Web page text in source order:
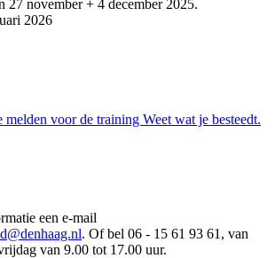
27 november + 4 december 2025.
2026
voor de training Weet wat je besteedt.
een e-mail
. Of bel 06 - 15 61 93 61, van
van 9.00 tot 17.00 uur.